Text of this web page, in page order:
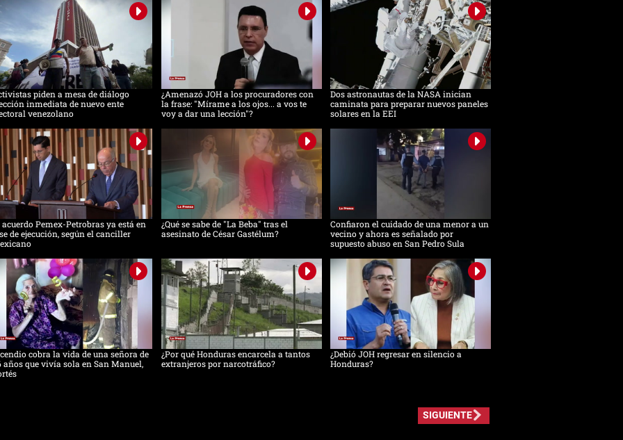
piden a mesa de diálogo
inmediata de nuevo ente
venezolano
¿Amenazó JOH a los procuradores con
la frase: "Mírame a los ojos... a vos te
voy a dar una lección"?
Dos astronautas de la NASA inician
caminata para preparar nuevos paneles
solares en la EEI
acuerdo Pemex-Petrobras ya está en
de ejecución, según el canciller
¿Qué se sabe de "La Beba" tras el
asesinato de César Gastélum?
Confiaron el cuidado de una menor a un
vecino y ahora es señalado por
supuesto abuso en San Pedro Sula
cobra la vida de una señora de
años que vivía sola en San Manuel,
¿Por qué Honduras encarcela a tantos
extranjeros por narcotráfico?
¿Debió JOH regresar en silencio a
Honduras?
SIGUIENTE